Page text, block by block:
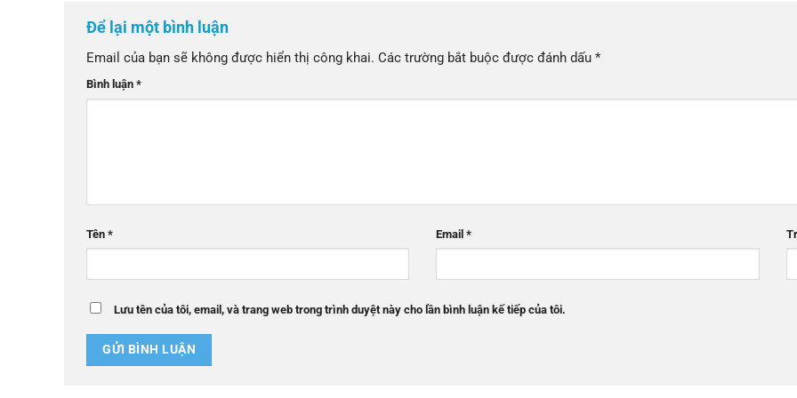
Để lại một bình luận
Email của bạn sẽ không được hiển thị công khai. Các trường bắt buộc được đánh dấu *
Bình luận *
Tên * Email*
Lưu tên của tôi, email, và trang web trong trình duyệt này cho lần bình luận kế tiếp của tôi.